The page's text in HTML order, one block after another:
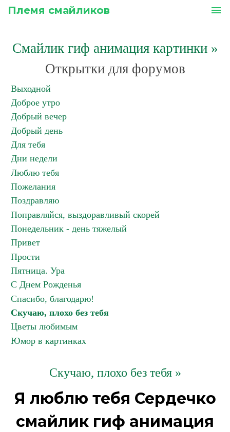
Племя смайликов menu
Смайлик гиф анимация картинки»
Открытки для форумов
Выходной
Доброе утро
Добрый вечер
Добрый день
Для тебя
Дни недели
Люблю тебя
Пожелания
Поздравляю
Поправляйся, выздоравливый скорей
Понедельник - день тяжелый
Привет
Прости
Пятница. Ура
С Днем Рожденья
Спасибо, благодарю!
Скучаю, плохо без тебя
Цветы любимым
Юмор в картинках
Скучаю, плохо без тебя »
Я люблю тебя Сердечко
смайлик гиф анимация